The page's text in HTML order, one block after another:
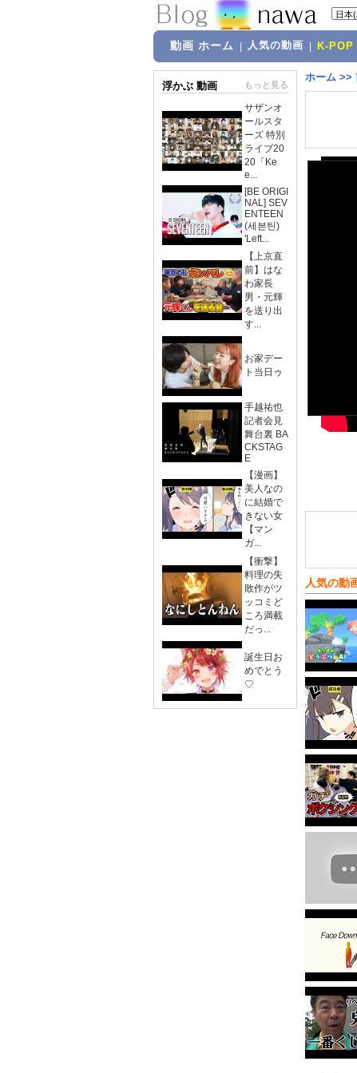
動画 ホーム 人気の動画 K-POP
浮かぶ 動画 もっと見る
サザンオ
ールスタ
ーズ 特別
ライブ20
20「Ke
e...
[BE ORIGI
NAL] SEV
ENTEEN
(세븐틴)
'Left...
【上京直
前】はな
わ家長
男・元輝
を送り出
す...
お家デー
ト当日ゥ
手越祐也
記者会見
舞台裏 BA
CKSTAG
E
【漫画】
美人なの
に結婚で
きない女
【マン
ガ...
【衝撃】
料理の失
敗作がツ
ッコミど
ころ満載
だっ...
誕生日お
めでとう
♡
ホーム >>
人気の動